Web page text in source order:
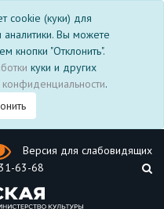
cookie (куки) для
Вы можете
кнопки "Отклонить".
куки и других
.
Версия для слабовидящих
63-68